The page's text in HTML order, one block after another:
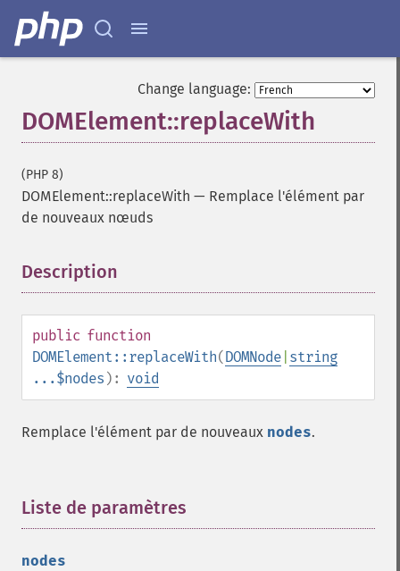
Change language:
DOMElement::replaceWith
(PHP 8)
DOMElement::replaceWith — Remplace l'élément par
de nouveaux nœuds
Description
public function
DOMElement::replaceWith(DOMNode string
...$nodes ): void
Remplace l'élément par de nouveaux nodes.
Liste de paramètres
nodes